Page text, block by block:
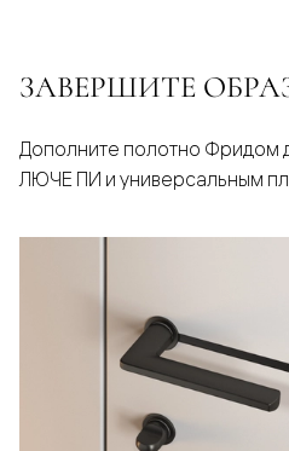
ЗАВЕРШИТЕ
Дополните полотно Фридом
ЛЮЧЕ ПИ и универсальным